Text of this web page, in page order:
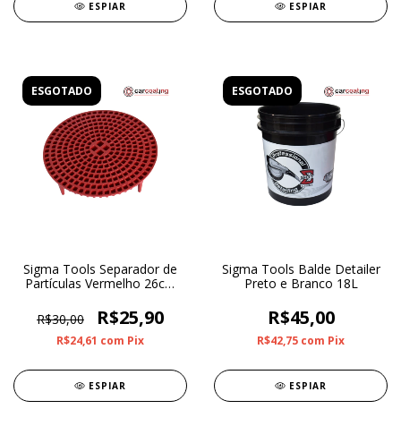
ESPIAR ESPIAR
ESGOTADO
Sigma Tools Separador de
Partículas Vermelho 26cm
R$30,00
R$25,90
R$24,61 com Pix
ESPIAR
ESGOTADO
Sigma Tools Balde Detailer
Preto e Branco 18L
R$45,00
R$42,75 com Pix
ESPIAR